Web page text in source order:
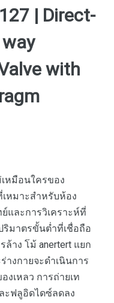
| Direct-
with
หมือนใครของ
เหมาะสำหรับห้อง
และการวิเคราะห์ที่
ริมาตรขั้นต่ำที่เชื่อถือ
าง โม้ anertert แยก
างกายจะดำเนินการ
งเหลว การถ่ายเท
ะฟลูอิดไดซ์ลดลง